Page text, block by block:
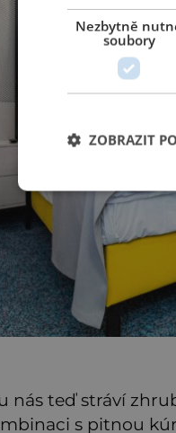
nás teď stráví
s pitnou
Nezbytně
soubory
ZOBRAZIT